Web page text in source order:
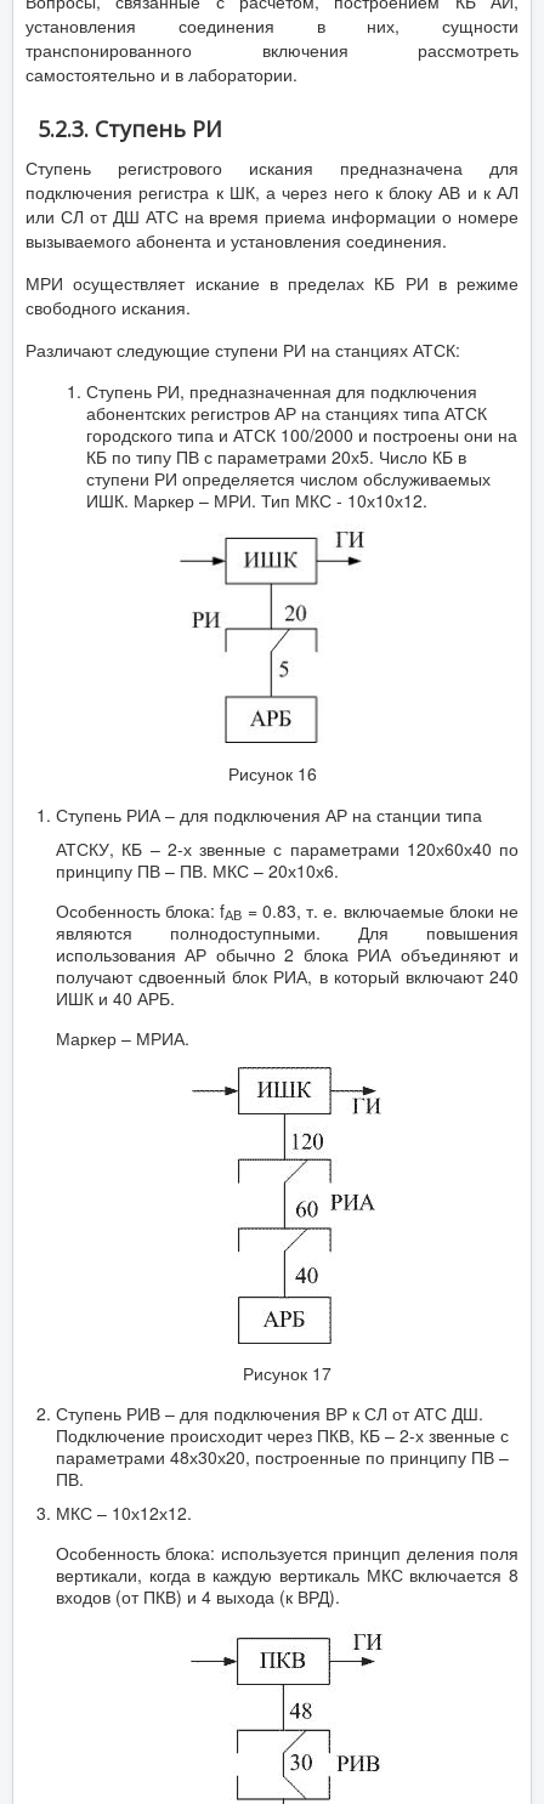
установления соединения в них, сущности
транспонированного включения рассмотреть
самостоятельно и в лаборатории.
5.2.3. Ступень РИ
Ступень регистрового искания предназначена для
подключения регистра к ШК, а через него к блоку АВ и к АЛ
или СЛ от ДШ АТС на время приема информации о номере
вызываемого абонента и установления соединения.
МРИ осуществляет искание в пределах КБ РИ в режиме
свободного искания.
Различают следующие ступени РИ на станциях АТСК:
Ступень РИ, предназначенная для подключения
абонентских регистров АР на станциях типа АТСК
городского типа и АТСК 100/2000 и построены они на
КБ по типу ПВ с параметрами 20х5. Число КБ в
ступени РИ определяется числом обслуживаемых
ИШК. Маркер – МРИ. Тип МКС - 10х10х12.
Рисунок 16
Ступень РИА – для подключения АР на станции типа
АТСКУ, КБ – 2-х звенные с параметрами 120х60х40 по
принципу ПВ – ПВ. МКС – 20х10х6.
Особенность блока: fАВ = 0.83, т. е. включаемые блоки не
являются полнодоступными. Для повышения
использования АР обычно 2 блока РИА объединяют и
получают сдвоенный блок РИА, в который включают 240
ИШК и 40 АРБ.
Маркер – МРИА.
Рисунок 17
Ступень РИВ – для подключения ВР к СЛ от АТС ДШ.
Подключение происходит через ПКВ, КБ – 2-х звенные с
параметрами 48х30х20, построенные по принципу ПВ –
ПВ.
МКС – 10х12х12.
Особенность блока: используется принцип деления поля
вертикали, когда в каждую вертикаль МКС включается 8
входов (от ПКВ) и 4 выхода (к ВРД).